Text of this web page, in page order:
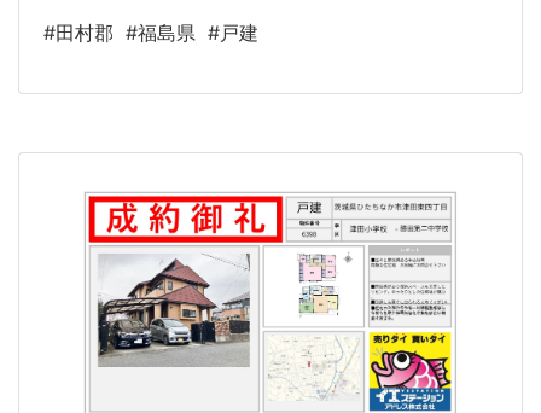
#田村郡 #福島県 #戸建